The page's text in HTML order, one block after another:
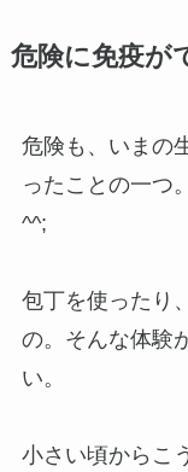
危険に免疫が
危険も、いまの
ったことの一つ
^^;
包丁を使ったり
の。そんな体験
い。
小さい頃からこ